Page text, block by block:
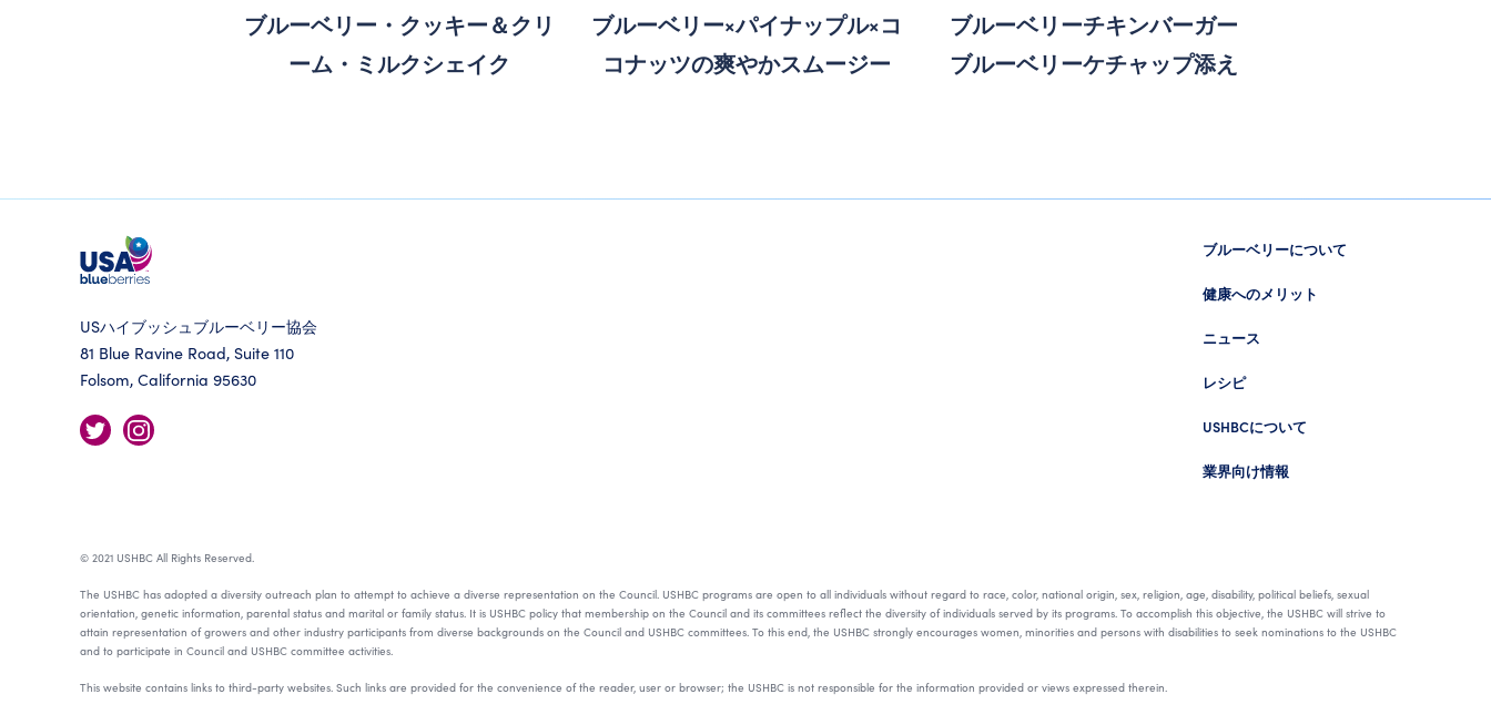
ブルーベリー・クッキー＆クリ
ーム・ミルクシェイク
ブルーベリー×パイナップル×コ
コナッツの爽やかスムージー
ブルーベリーチキンバーガー
ブルーベリーケチャップ添え
USハイブッシュブルーベリー協会
81 Blue Ravine Road, Suite 110
Folsom, California 95630
ブルーベリーについて
健康へのメリット
ニュース
レシピ
USHBCについて
業界向け情報
© 2021 USHBC All Rights Reserved.
The USHBC has adopted a diversity outreach plan to attempt to achieve a diverse representation on the Council. USHBC programs are open to all individuals without regard to race, color, national origin, sex, religion, age, disability, political beliefs, sexual
orientation, genetic information, parental status and marital or family status. It is USHBC policy that membership on the Council and its committees reflect the diversity of individuals served by its programs. To accomplish this objective, the USHBC will strive to
attain representation of growers and other industry participants from diverse backgrounds on the Council and USHBC committees. To this end, the USHBC strongly encourages women, minorities and persons with disabilities to seek nominations to the USHBC
and to participate in Council and USHBC committee activities.
This website contains links to third-party websites. Such links are provided for the convenience of the reader, user or browser; the USHBC is not responsible for the information provided or views expressed therein.